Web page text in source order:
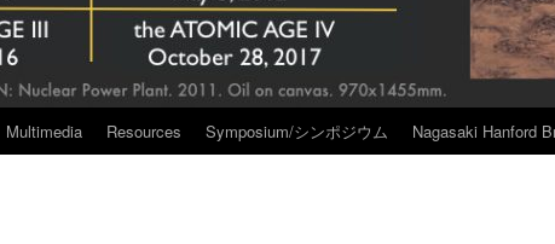
Multimedia Resources Symposium/シンポジウム Nagasaki Hanford